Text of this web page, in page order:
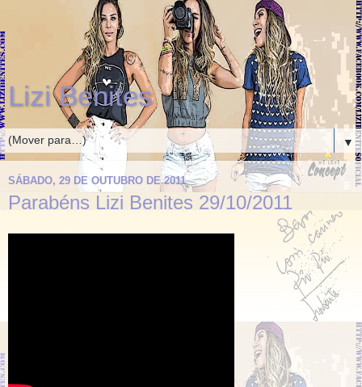
Lizi Benites
▼
SÁBADO, 29 DE OUTUBRO DE 2011
Parabéns Lizi Benites 29/10/2011